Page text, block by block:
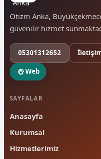
Otizm Anka,
güvenilir hizmet
05301312652
Web
SAYFALAR
Anasayfa
Kurumsal
Hizmetlerimiz